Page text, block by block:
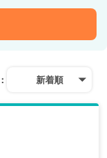
新着順